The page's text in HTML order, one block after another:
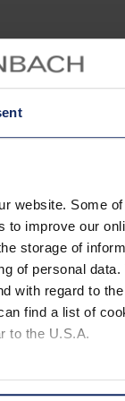
website. Some
to improve our
storage of
of personal
with regard to
find a list of
to the U.S.A.
use of non-